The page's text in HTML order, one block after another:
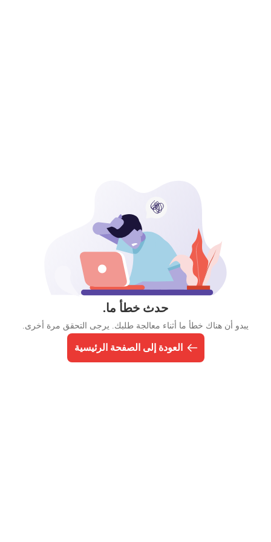
حدث خطأ ما.
يبدو أن هناك خطأ ما أثناء معالجة طلبك. يرجى التحقق مرة أخرى.
العودة إلى الصفحة الرئيسية